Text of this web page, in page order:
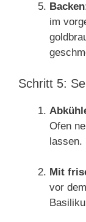
Backen
im
Schritt 5:
Ofen
lassen.
Mit
vor